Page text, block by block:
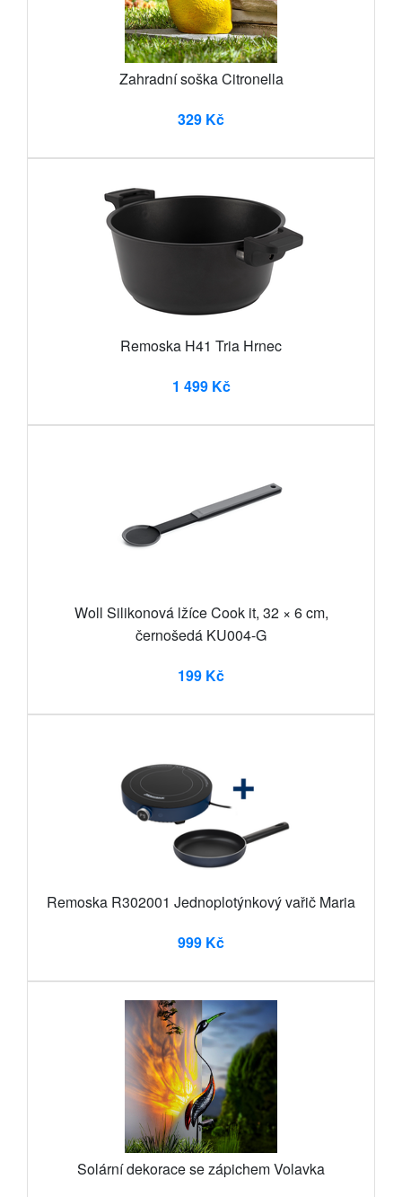
Zahradní soška Citronella
329 Kč
Remoska H41 Tria Hrnec
1 499 Kč
Woll Silikonová lžíce Cook it, 32 × 6 cm,
černošedá KU004-G
199 Kč
Remoska R302001 Jednoplotýnkový vařič Maria
999 Kč
Solární dekorace se zápichem Volavka